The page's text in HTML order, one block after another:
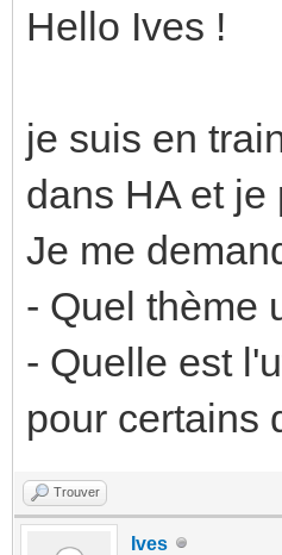
Hello Ives !
je suis en
dans HA et
Je me
- Quel thème
- Quelle est
pour certains
Trouver
Ives